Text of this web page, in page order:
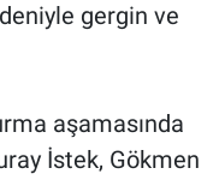
gergin ve
aşamasında
İstek, Gökmen